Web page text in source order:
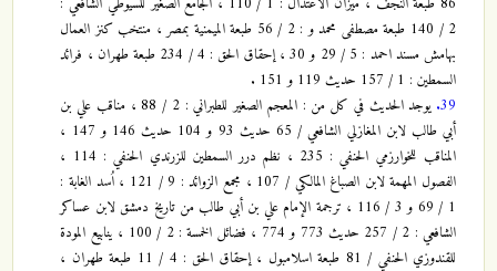
2 / 140 طبعة مصطفى محمد و : 2 / 56 طبعة الميمنية بمصر ، منتخب كنز العمال
بهامش مسند احمد : 5 / 29 و 30 ، إحقاق الحق : 4 / 234 طبعة طهران ، فرائد
السمطين : 1 / 157 حديث 119 و 151 .
39.
يوجد الحديث في كل من : المعجم الصغير للطبراني : 2 / 88 ، مناقب علي بن
أبي طالب لابن المغازلي الشافعي / 65 حديث 93 و 104 حديث 146 و 147 ،
المناقب للخوارزمي الحنفي : 235 ، نظم درر السمطين للزرندي الحنفي : 114 ،
الفصول المهمة لابن الصباغ المالكي / 107 ، مجمع الزوائد : 9 / 121 ، اُسد الغابة :
1 / 69 و 3 / 116 ، ترجمة الإمام علي بن أبي طالب من تاريخ دمشق لابن عساكر
الشافعي : 2 / 257 حديث 773 و 774 ، فضائل الخمسة : 2 / 100 ، ينابيع المودة
للقندوزي الحنفي / 81 طبعة اسلامبول ، إحقاق الحق : 4 / 11 طبعة طهران ،